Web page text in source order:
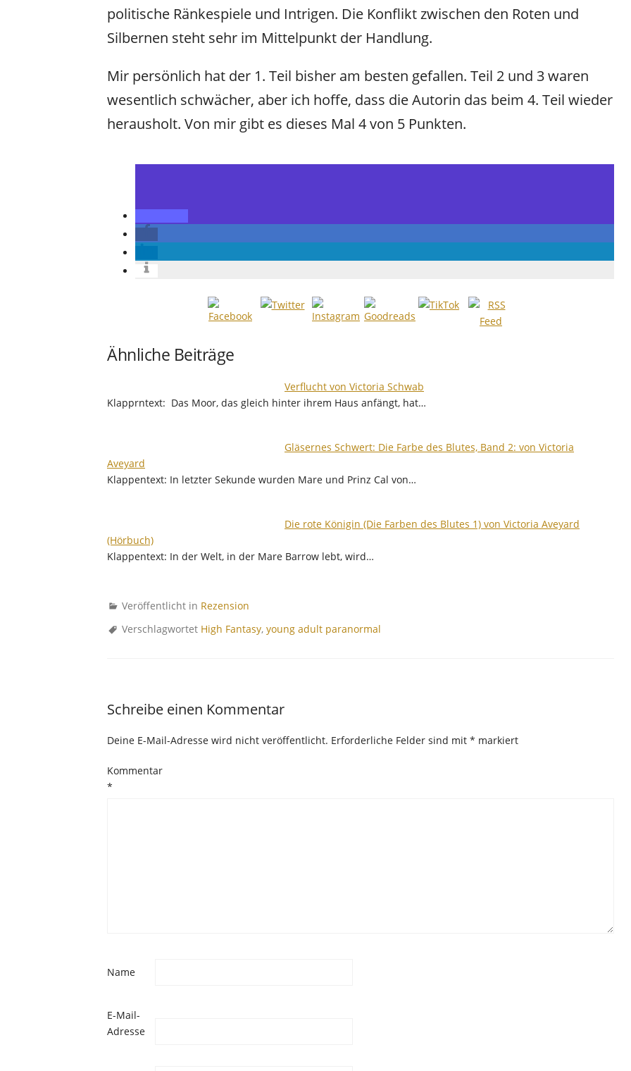
politische Ränkespiele und Intrigen. Die Konflikt zwischen den Roten und
Silbernen steht sehr im Mittelpunkt der Handlung.
Mir persönlich hat der 1. Teil bisher am besten gefallen. Teil 2 und 3 waren
wesentlich schwächer, aber ich hoffe, dass die Autorin das beim 4. Teil wieder
herausholt. Von mir gibt es dieses Mal 4 von 5 Punkten.
Ähnliche Beiträge
Verflucht von Victoria Schwab
Klapprntext: Das Moor, das gleich hinter ihrem Haus anfängt, hat…
Gläsernes Schwert: Die Farbe des Blutes, Band 2: von Victoria
Aveyard
Klappentext: In letzter Sekunde wurden Mare und Prinz Cal von…
Die rote Königin (Die Farben des Blutes 1) von Victoria Aveyard
(Hörbuch)
Klappentext: In der Welt, in der Mare Barrow lebt, wird…
Veröffentlicht in Rezension
Verschlagwortet High Fantasy, young adult paranormal
Schreibe einen Kommentar
Deine E-Mail-Adresse wird nicht veröffentlicht. Erforderliche Felder sind mit * markiert
Kommentar
*
Name
E-Mail-
Adresse